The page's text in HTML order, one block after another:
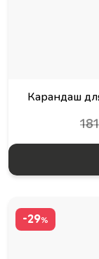
Карандаш
-29%